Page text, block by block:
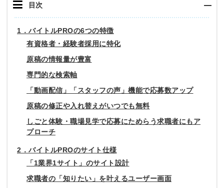
目次
1．バイトルPROの6つの特徴
有資格者・経験者採用に特化
原稿の情報量が豊富
専門的な検索軸
「動画配信」「スタッフの声」機能で応募数アップ
原稿の修正や入れ替えがいつでも無料
しごと体験・職場見学で応募にためらう求職者にもア
プローチ
2．バイトルPROのサイト仕様
「1業界1サイト」のサイト設計
求職者の「知りたい」を叶えるユーザー画面